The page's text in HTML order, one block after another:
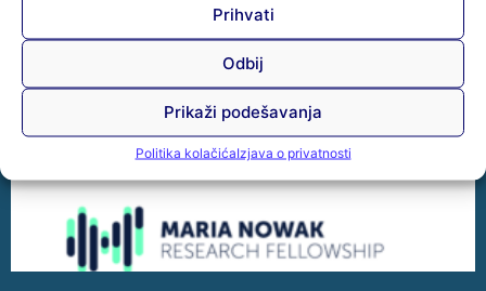
Prihvati
Odbij
Prikaži podešavanja
Politika kolačićaIzjava o privatnosti